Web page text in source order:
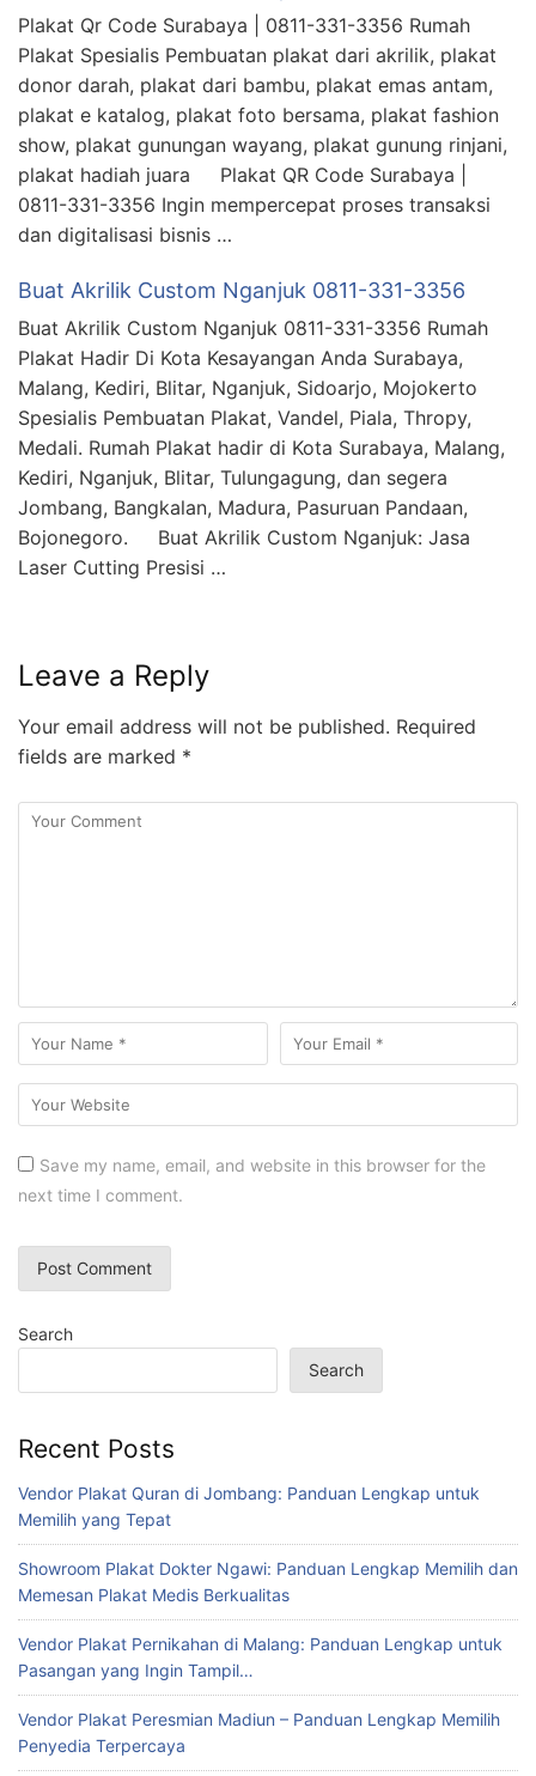
Plakat Qr Code Surabaya | 0811-331-3356 Rumah
Plakat Spesialis Pembuatan plakat dari akrilik, plakat
donor darah, plakat dari bambu, plakat emas antam,
plakat e katalog, plakat foto bersama, plakat fashion
show, plakat gunungan wayang, plakat gunung rinjani,
plakat hadiah juara Plakat QR Code Surabaya |
0811-331-3356 Ingin mempercepat proses transaksi
dan digitalisasi bisnis …
Buat Akrilik Custom Nganjuk 0811-331-3356
Buat Akrilik Custom Nganjuk 0811-331-3356 Rumah
Plakat Hadir Di Kota Kesayangan Anda Surabaya,
Malang, Kediri, Blitar, Nganjuk, Sidoarjo, Mojokerto
Spesialis Pembuatan Plakat, Vandel, Piala, Thropy,
Medali. Rumah Plakat hadir di Kota Surabaya, Malang,
Kediri, Nganjuk, Blitar, Tulungagung, dan segera
Jombang, Bangkalan, Madura, Pasuruan Pandaan,
Bojonegoro. Buat Akrilik Custom Nganjuk: Jasa
Laser Cutting Presisi …
Leave a Reply
Your email address will not be published. Required
fields are marked *
Save my name, email, and website in this browser for the
next time I comment.
Search
Search
Recent Posts
Vendor Plakat Quran di Jombang: Panduan Lengkap untuk
Memilih yang Tepat
Showroom Plakat Dokter Ngawi: Panduan Lengkap Memilih dan
Memesan Plakat Medis Berkualitas
Vendor Plakat Pernikahan di Malang: Panduan Lengkap untuk
Pasangan yang Ingin Tampil…
Vendor Plakat Peresmian Madiun – Panduan Lengkap Memilih
Penyedia Terpercaya